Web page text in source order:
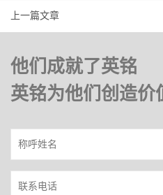
上一篇文章
他们成就了英铭
英铭为他们创造价